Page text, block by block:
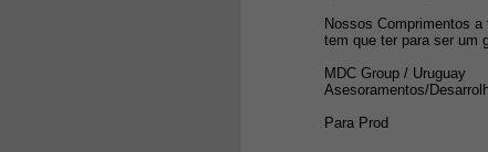
Nossos Comprimentos
tem que ter para ser um
MDC Group / Uruguay
Asesoramentos/
Para Prod